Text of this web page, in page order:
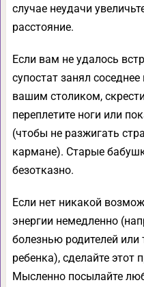
случае неудачи
расстояние.
Если вам не удалось
супостат занял
вашим столиком,
переплетите ноги или
(чтобы не разжигать
кармане). Старые
безотказно.
Если нет никакой
энергии немедленно
болезнью родителей или
ребенка), сделайте этот
Мысленно посылайте